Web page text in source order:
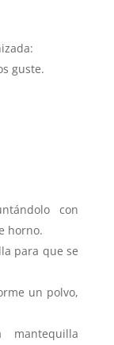
guste.
con
horno.
para que se
un polvo,